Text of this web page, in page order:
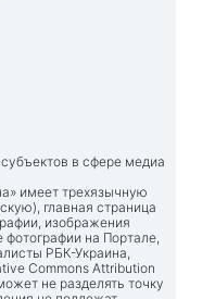
в сфере медиа
имеет трехязычную
главная страница
изображения
на Портале,
РБК-Украина,
Commons Attribution
не разделять точку